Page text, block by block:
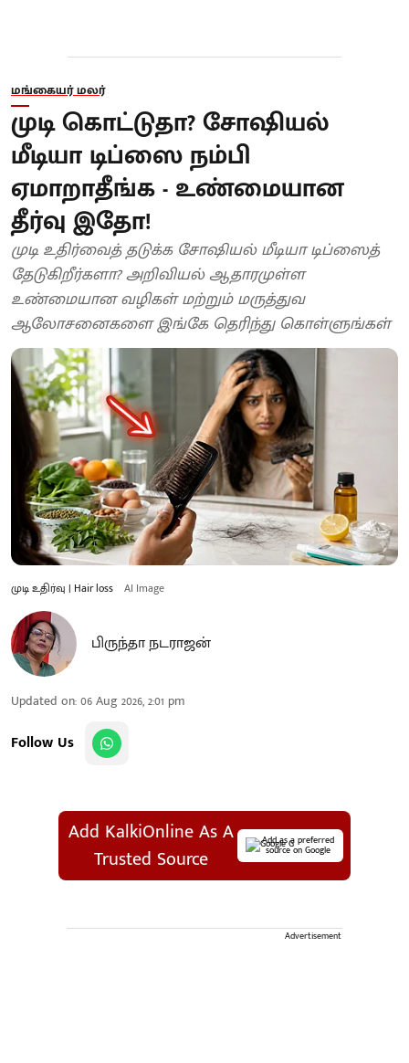
மங்கையர் மலர்
முடி கொட்டுதா? சோஷியல்
மீடியா டிப்ஸை நம்பி
ஏமாறாதீங்க - உண்மையான
தீர்வு இதோ!
முடி உதிர்வைத் தடுக்க சோஷியல் மீடியா டிப்ஸைத்
தேடுகிறீர்களா? அறிவியல் ஆதாரமுள்ள
உண்மையான வழிகள் மற்றும் மருத்துவ
ஆலோசனைகளை இங்கே தெரிந்து கொள்ளுங்கள்
முடி உதிர்வு | Hair loss AI Image
பிருந்தா நடராஜன்
Updated on:06 Aug 2026, 2:01 pm
Follow Us
Add KalkiOnline As A
Trusted Source
Add as a preferred
source on Google
Advertisement